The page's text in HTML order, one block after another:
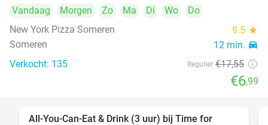
Vandaag Morgen Zo Ma Di Wo
Do
New York Pizza Someren
9.5 star
Someren 12 min. directions_car
Verkocht: 135 Regulier €17,55
€6,99
All-You-Can-Eat & Drink (3 uur) bij Time for